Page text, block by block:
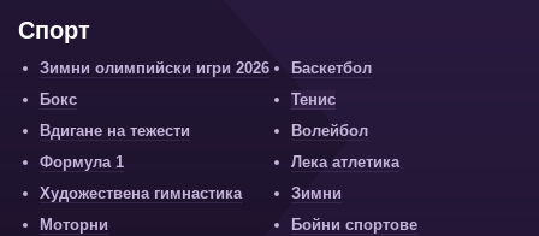
Спорт
Зимни олимпийски игри 2026
Баскетбол
Бокс
Тенис
Вдигане на тежести
Волейбол
Формула 1
Лека атлетика
Художествена гимнастика
Зимни
Моторни
Бойни спортове